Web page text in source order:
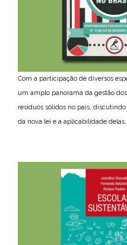
Com a participação de diversos
um amplo panorama da gestão
resíduos sólidos no país,
da nova lei e a aplicabilidade delas.